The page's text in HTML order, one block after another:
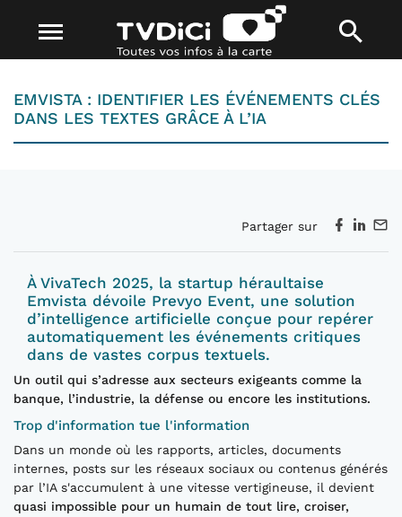
EMVISTA : IDENTIFIER LES ÉVÉNEMENTS CLÉS
DANS LES TEXTES GRÂCE À L’IA
Partager sur
À VivaTech 2025, la startup héraultaise
Emvista dévoile Prevyo Event, une solution
d’intelligence artificielle conçue pour repérer
automatiquement les événements critiques
dans de vastes corpus textuels.
Un outil qui s’adresse aux secteurs exigeants comme la
banque, l’industrie, la défense ou encore les institutions.
Trop d'information tue l'information
Dans un monde où les rapports, articles, documents
internes, posts sur les réseaux sociaux ou contenus générés
par l’IA s'accumulent à une vitesse vertigineuse, il devient
quasi impossible pour un humain de tout lire, croiser,